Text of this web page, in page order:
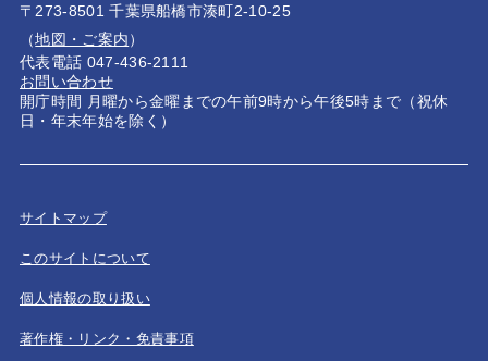
〒273-8501 千葉県船橋市湊町2-10-25
（地図・ご案内）
代表電話 047-436-2111
お問い合わせ
開庁時間 月曜から金曜までの午前9時から午後5時まで（祝休
日・年末年始を除く）
サイトマップ
このサイトについて
個人情報の取り扱い
著作権・リンク・免責事項